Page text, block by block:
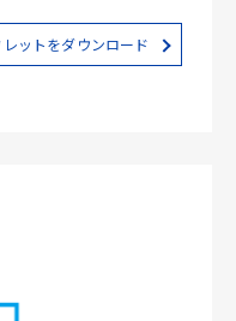
ットをダウンロード